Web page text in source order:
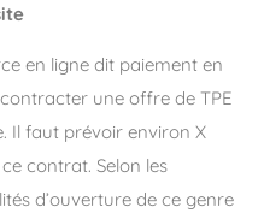
en ligne dit paiement en
une offre de TPE
Il faut prévoir environ X
contrat. Selon les
d’ouverture de ce genre